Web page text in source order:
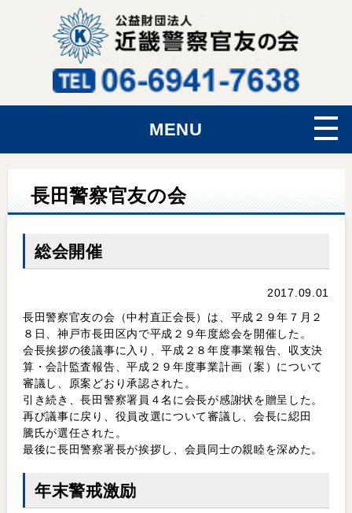
MENU
長田警察官友の会
総会開催
2017.09.01
長田警察官友の会（中村直正会長）は、平成２９年７月２
８日、神戸市長田区内で平成２９年度総会を開催した。
会長挨拶の後議事に入り、平成２８年度事業報告、収支決
算・会計監査報告、平成２９年度事業計画（案）について
審議し、原案どおり承認された。
引き続き、長田警察署員４名に会長が感謝状を贈呈した。
再び議事に戻り、役員改選について審議し、会長に綛田
騰氏が選任された。
最後に長田警察署長が挨拶し、会員同士の親睦を深めた。
年末警戒激励